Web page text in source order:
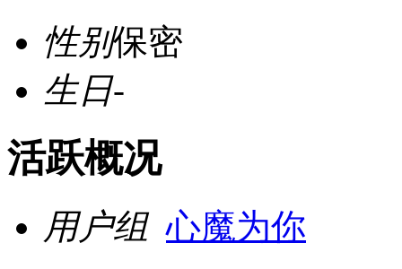
性别保密
生日-
活跃概况
用户组心魔为你